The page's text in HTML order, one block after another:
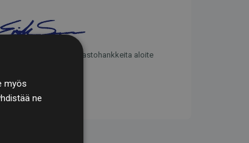
jotka tukevat ilmastohankkeita aloite
myös
ne